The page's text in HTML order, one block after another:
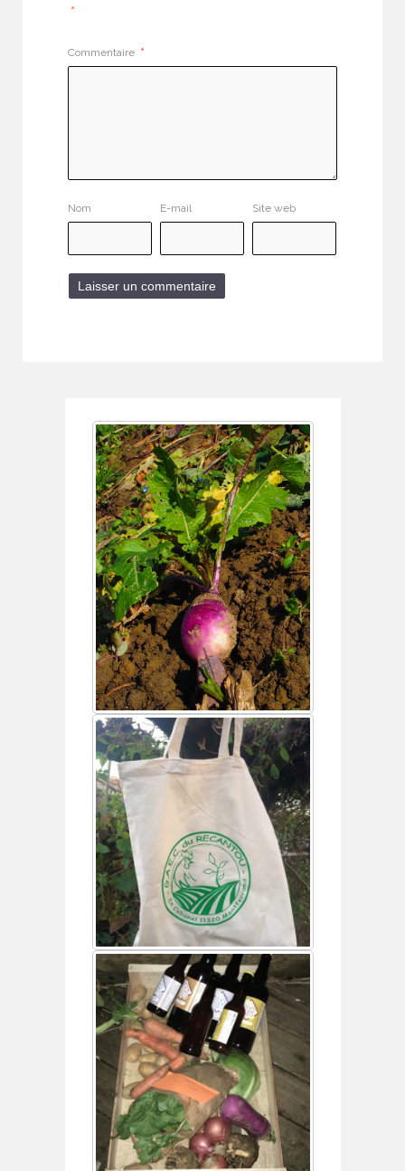
*
Commentaire *
Nom E-mail Site web